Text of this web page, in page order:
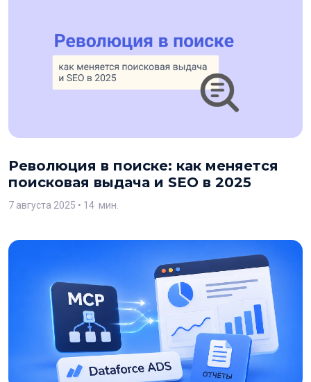
Революция в поиске: как меняется
поисковая выдача и SEO в 2025
7 августа 2025 • 14 мин.